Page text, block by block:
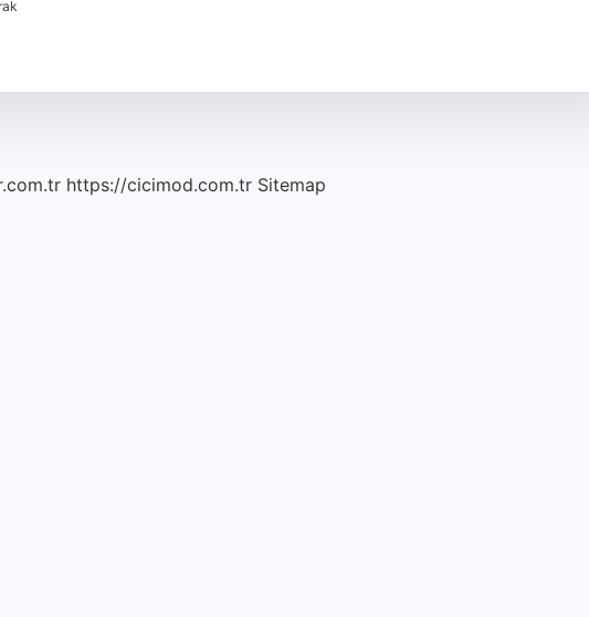
https://cicimod.com.tr Sitemap